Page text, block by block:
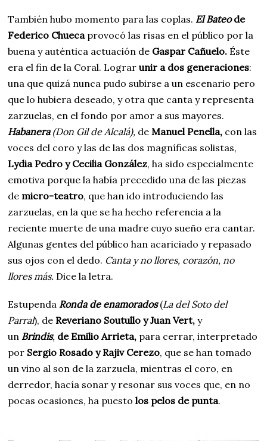
También hubo momento para las coplas. El Bateode
Federico Chuecaprovocó las risas en el público por la
buena y auténtica actuación de Gaspar Cañuelo. Éste
era el fin de la Coral. Lograrunir a dos generaciones:
una que quizá nunca pudo subirse a un escenario pero
que lo hubiera deseado, y otra que canta y representa
zarzuelas, en el fondo por amor a sus mayores.
Habanera(Don Gil de Alcalá), de Manuel Penella, con las
voces del coro y las de las dos magníficas solistas,
Lydia Pedro y Cecilia González, ha sido especialmente
emotiva porque la había precedido una de las piezas
de micro-teatro, que han ido introduciendo las
zarzuelas, en la que se ha hecho referencia a la
reciente muerte de una madre cuyo sueño era cantar.
Algunas gentes del público han acariciado y repasado
sus ojos con el dedo. Canta y no llores, corazón, no
llores más. Dice la letra.
Estupenda Ronda de enamorados(La del Soto del
Parral), de Reveriano Soutullo y Juan Vert, y
un Brindis, de Emilio Arrieta, para cerrar, interpretado
por Sergio Rosado y Rajiv Cerezo, que se han tomado
un vino al son de la zarzuela, mientras el coro, en
derredor, hacía sonar y resonar sus voces que, en no
pocas ocasiones, ha puestolos pelos de punta.